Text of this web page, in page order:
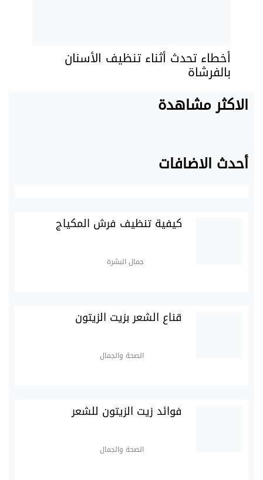
أخطاء تحدث أثناء تنظيف الأسنان
بالفرشاة
الاكثر مشاهدة
أحدث الاضافات
كيفية تنظيف فرش المكياج
جمال البشرة
قناع الشعر بزيت الزيتون
الصحة والجمال
فوائد زيت الزيتون للشعر
الصحة والجمال